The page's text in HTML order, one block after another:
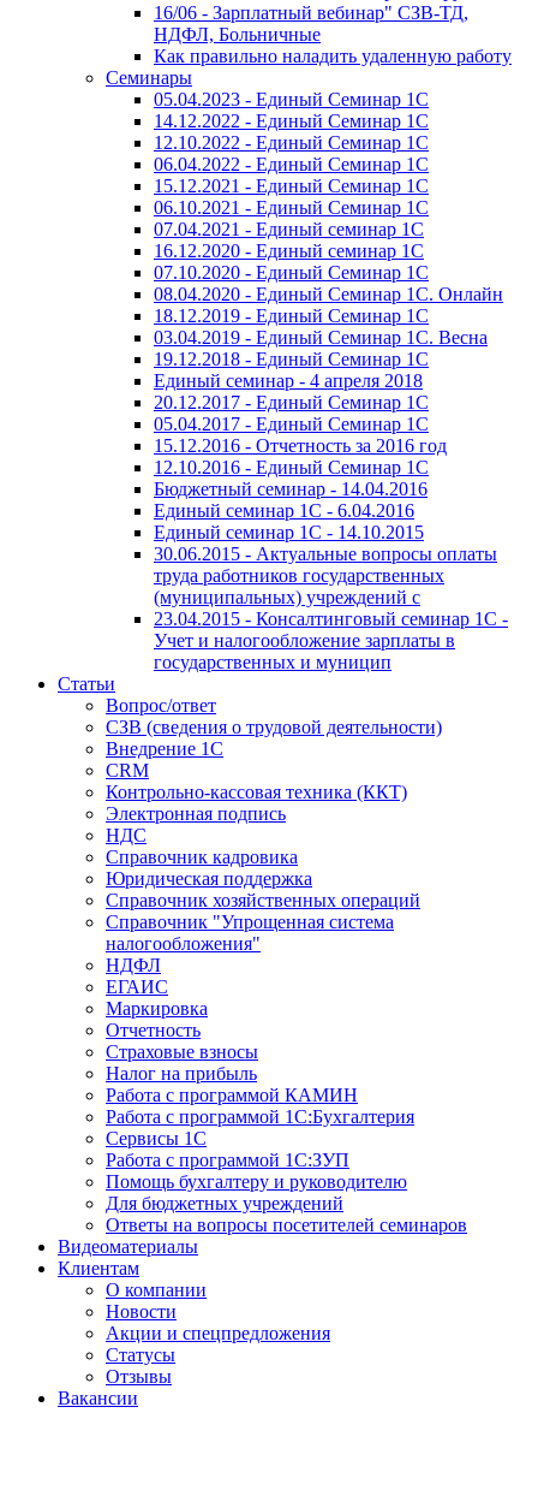
16/06 - Зарплатный вебинар" СЗВ-ТД,
НДФЛ, Больничные
Как правильно наладить удаленную работу
Семинары
05.04.2023 - Единый Семинар 1С
14.12.2022 - Единый Семинар 1С
12.10.2022 - Единый Семинар 1С
06.04.2022 - Единый Семинар 1С
15.12.2021 - Единый Семинар 1С
06.10.2021 - Единый Семинар 1С
07.04.2021 - Единый семинар 1С
16.12.2020 - Единый семинар 1С
07.10.2020 - Единый Семинар 1С
08.04.2020 - Единый Семинар 1С. Онлайн
18.12.2019 - Единый Семинар 1С
03.04.2019 - Единый Семинар 1С. Весна
19.12.2018 - Единый Семинар 1С
Единый семинар - 4 апреля 2018
20.12.2017 - Единый Семинар 1С
05.04.2017 - Единый Семинар 1С
15.12.2016 - Отчетность за 2016 год
12.10.2016 - Единый Семинар 1С
Бюджетный семинар - 14.04.2016
Единый семинар 1С - 6.04.2016
Единый семинар 1С - 14.10.2015
30.06.2015 - Актуальные вопросы оплаты
труда работников государственных
(муниципальных) учреждений с
23.04.2015 - Консалтинговый семинар 1С -
Учет и налогообложение зарплаты в
государственных и муницип
Статьи
Вопрос/ответ
СЗВ (сведения о трудовой деятельности)
Внедрение 1С
CRM
Контрольно-кассовая техника (ККТ)
Электронная подпись
НДС
Справочник кадровика
Юридическая поддержка
Справочник хозяйственных операций
Справочник "Упрощенная система
налогообложения"
НДФЛ
ЕГАИС
Маркировка
Отчетность
Страховые взносы
Налог на прибыль
Работа с программой КАМИН
Работа с программой 1С:Бухгалтерия
Сервисы 1С
Работа с программой 1С:ЗУП
Помощь бухгалтеру и руководителю
Для бюджетных учреждений
Ответы на вопросы посетителей семинаров
Видеоматериалы
Клиентам
О компании
Новости
Акции и спецпредложения
Статусы
Отзывы
Вакансии